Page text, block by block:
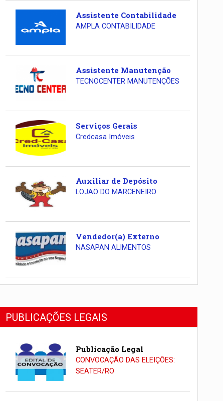
Assistente Contabilidade
AMPLA CONTABILIDADE
Assistente Manutenção
TECNOCENTER MANUTENÇÕES
Serviços Gerais
Credcasa Imóveis
Auxiliar de Depósito
LOJAO DO MARCENEIRO
Vendedor(a) Externo
NASAPAN ALIMENTOS
PUBLICAÇÕES LEGAIS
Publicação Legal
CONVOCAÇÃO DAS ELEIÇÕES:
SEATER/RO